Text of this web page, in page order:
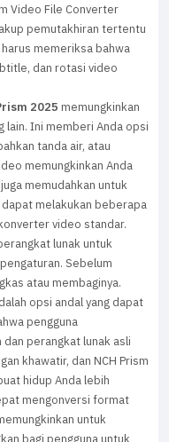
Video File Converter
pemutakhiran tertentu
memeriksa bahwa
dan rotasi video
2025 memungkinkan
lain. Ini memberi Anda opsi
tanda air, atau
memungkinkan Anda
memudahkan untuk
melakukan beberapa
video standar.
lunak untuk
Sebelum
atau membaginya.
opsi andal yang dapat
pengguna
perangkat lunak asli
khawatir, dan NCH Prism
hidup Anda lebih
mengonversi format
untuk